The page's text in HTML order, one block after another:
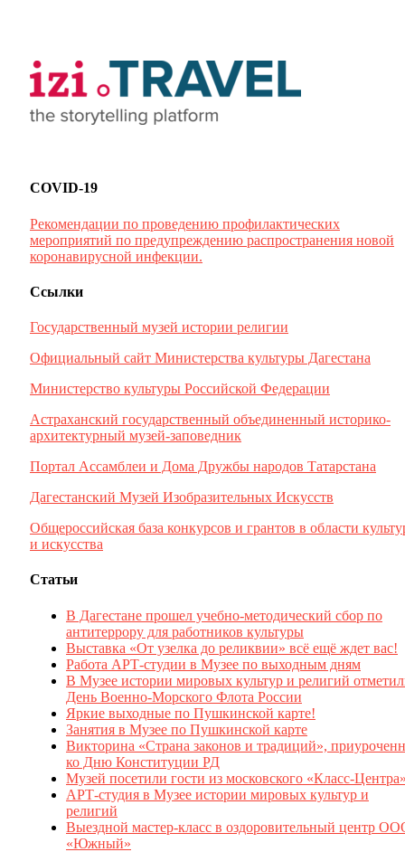
COVID-19
Рекомендации по проведению профилактических
мероприятий по предупреждению распространения новой
коронавирусной инфекции.
Ссылки
Государственный музей истории религии
Официальный сайт Министерства культуры Дагестана
Министерство культуры Российской Федерации
Астраханский государственный объединенный историко-
архитектурный музей-заповедник
Портал Ассамблеи и Дома Дружбы народов Татарстана
Дагестанский Музей Изобразительных Искусств
Общероссийская база конкурсов и грантов в области
и искусства
Статьи
В Дагестане прошел учебно-методический сбор по
антитеррору для работников культуры
Выставка «От узелка до реликвии» всё ещё ждет вас!
Работа АРТ-студии в Музее по выходным дням
В Музее истории мировых культур и религий
День Военно-Морского Флота России
Яркие выходные по Пушкинской карте!
Занятия в Музее по Пушкинской карте
Викторина «Страна законов и традиций»,
ко Дню Конституции РД
Музей посетили гости из московского «Класс-
АРТ-студия в Музее истории мировых культур и
религий
Выездной мастер-класс в оздоровительный центр
«Южный»